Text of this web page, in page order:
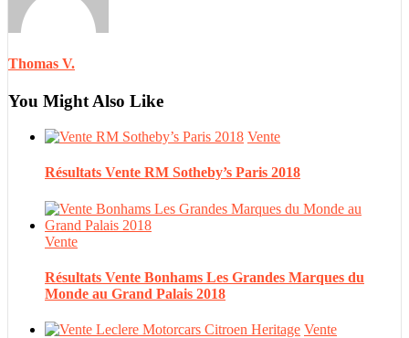
Thomas V.
You Might Also Like
Vente
Résultats Vente RM Sotheby’s Paris 2018
Vente
Résultats Vente Bonhams Les Grandes Marques du
Monde au Grand Palais 2018
Vente